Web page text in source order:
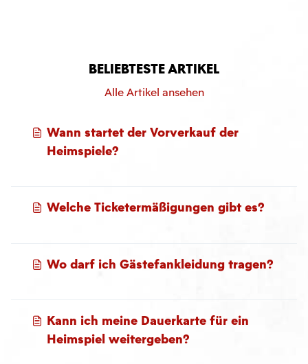
BELIEBTESTE ARTIKEL
Alle Artikel ansehen
Wann startet der Vorverkauf der
Heimspiele?
Welche Ticketermäßigungen gibt es?
Wo darf ich Gästefankleidung tragen?
Kann ich meine Dauerkarte für ein
Heimspiel weitergeben?